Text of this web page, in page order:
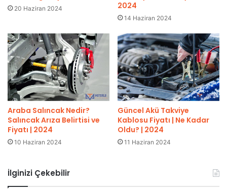
20 Haziran 2024
2024
14 Haziran 2024
Araba Salıncak Nedir?
Salıncak Arıza Belirtisi ve
Fiyatı | 2024
10 Haziran 2024
Güncel Akü Takviye
Kablosu Fiyatı | Ne Kadar
Oldu? | 2024
11 Haziran 2024
İlginizi Çekebilir